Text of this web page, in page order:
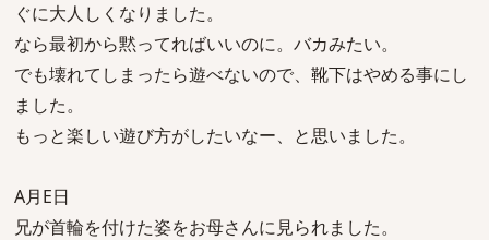
ぐに大人しくなりました。
なら最初から黙ってればいいのに。バカみたい。
でも壊れてしまったら遊べないので、靴下はやめる事にし
ました。
もっと楽しい遊び方がしたいなー、と思いました。
A月E日
兄が首輪を付けた姿をお母さんに見られました。